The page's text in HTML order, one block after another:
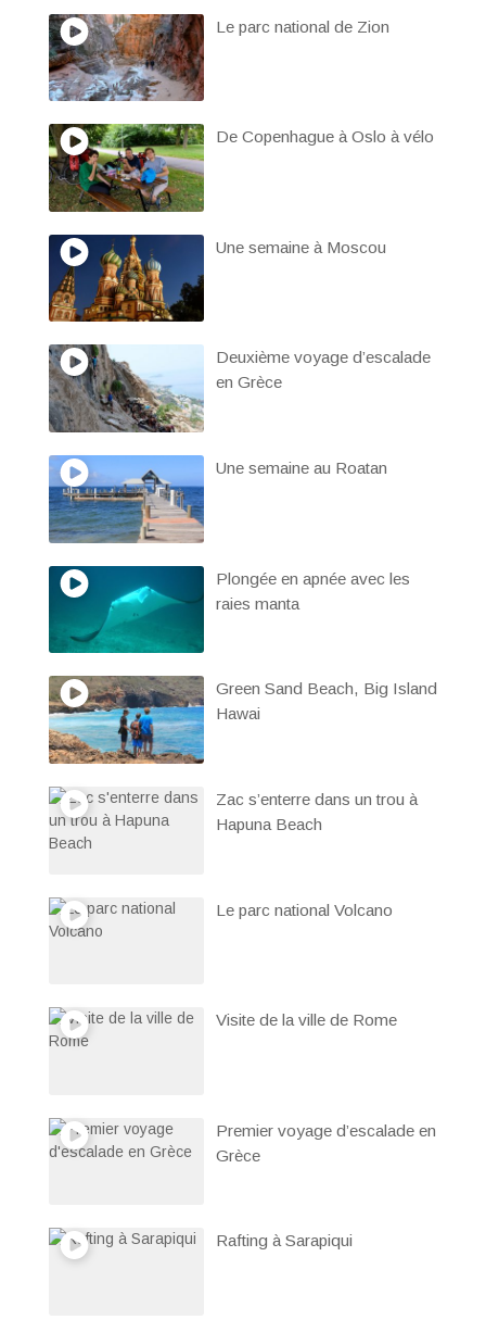
Le parc national de Zion
De Copenhague à Oslo à vélo
Une semaine à Moscou
Deuxième voyage d’escalade
en Grèce
Une semaine au Roatan
Plongée en apnée avec les
raies manta
Green Sand Beach, Big Island
Hawai
Zac s’enterre dans un trou à
Hapuna Beach
Le parc national Volcano
Visite de la ville de Rome
Premier voyage d’escalade en
Grèce
Rafting à Sarapiqui